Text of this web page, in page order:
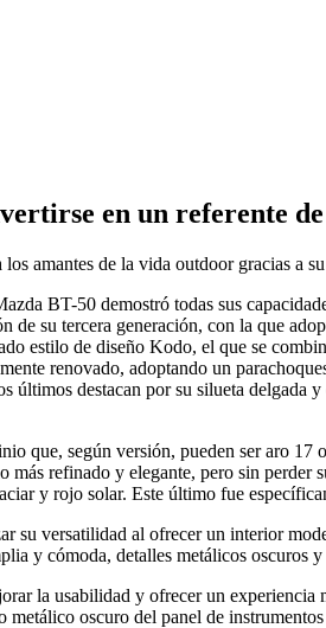
en un referente de
amantes de la vida outdoor gracias a
BT-50 demostró todas sus
su tercera generación, con la que
estilo de diseño Kodo, el que se
renovado, adoptando un
destacan por su silueta delgada
que, según versión, pueden ser aro
refinado y elegante, pero sin perder
y rojo solar. Este último fue
versatilidad al ofrecer un interior
y cómoda, detalles metálicos oscuros
la usabilidad y ofrecer un
oscuro del panel de